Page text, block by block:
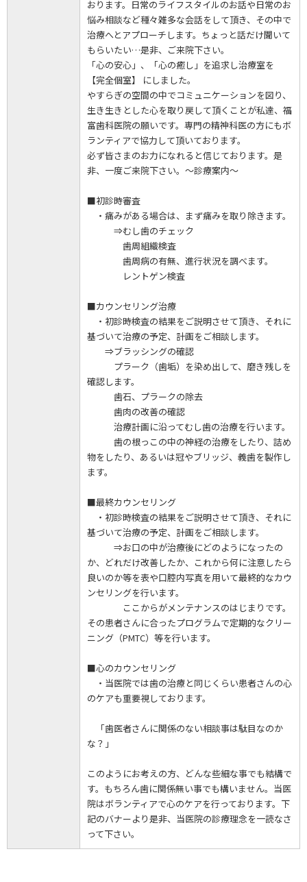
おります。日常のライフスタイルのお話や日常のお
悩み相談など種々雑多な会話をして頂き、その中で
治療へとアプローチします。ちょっと話だけ聞いて
もらいたい…是非、ご来院下さい。
「心の安心」、「心の癒し」を追求し治療室を
【完全個室】 にしました。
やすらぎの空間の中でコミュニケーションを図り、
生き生きとした心を取り戻して頂くことが私達、福
富歯科医院の願いです。専門の精神科医の方にもボ
ランティアで協力して頂いております。
必ず皆さまのお力になれると信じております。是
非、一度ご来院下さい。～診療案内～
■初診時審査
・痛みがある場合は、まず痛みを取り除きます。
⇒むし歯のチェック
歯周組織検査
歯周病の有無、進行状況を調べます。
レントゲン検査
■カウンセリング治療
・初診時検査の結果をご説明させて頂き、それに
基づいて治療の予定、計画をご相談します。
⇒ブラッシングの確認
プラーク（歯垢）を染め出して、磨き残しを
確認します。
歯石、プラークの除去
歯肉の改善の確認
治療計画に沿ってむし歯の治療を行います。
歯の根っこの中の神経の治療をしたり、詰め
物をしたり、あるいは冠やブリッジ、義歯を製作し
ます。
■最終カウンセリング
・初診時検査の結果をご説明させて頂き、それに
基づいて治療の予定、計画をご相談します。
⇒お口の中が治療後にどのようになったの
か、どれだけ改善したか、これから何に注意したら
良いのか等を表や口腔内写真を用いて最終的なカウ
ンセリングを行います。
ここからがメンテナンスのはじまりです。
その患者さんに合ったプログラムで定期的なクリー
ニング（PMTC）等を行います。
■心のカウンセリング
・当医院では歯の治療と同じくらい患者さんの心
のケアも重要視しております。
「歯医者さんに関係のない相談事は駄目なのか
な？」
このようにお考えの方、どんな些細な事でも結構で
す。もちろん歯に関係無い事でも構いません。当医
院はボランティアで心のケアを行っております。下
記のバナーより是非、当医院の診療理念を一読なさ
って下さい。